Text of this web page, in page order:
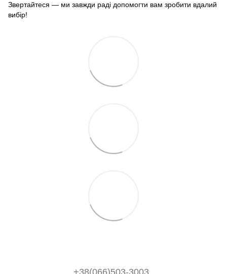
Звертайтеся — ми завжди раді допомогти вам зробити вдалий
вибір!